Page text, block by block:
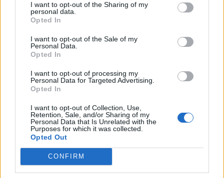
I want to opt-out of the Sharing of my
personal data.
Opted In
I want to opt-out of the Sale of my
Personal Data.
Opted In
I want to opt-out of processing my
Personal Data for Targeted Advertising.
Opted In
I want to opt-out of Collection, Use,
Retention, Sale, and/or Sharing of my
Personal Data that Is Unrelated with the
Purposes for which it was collected.
Opted Out
CONFIRM